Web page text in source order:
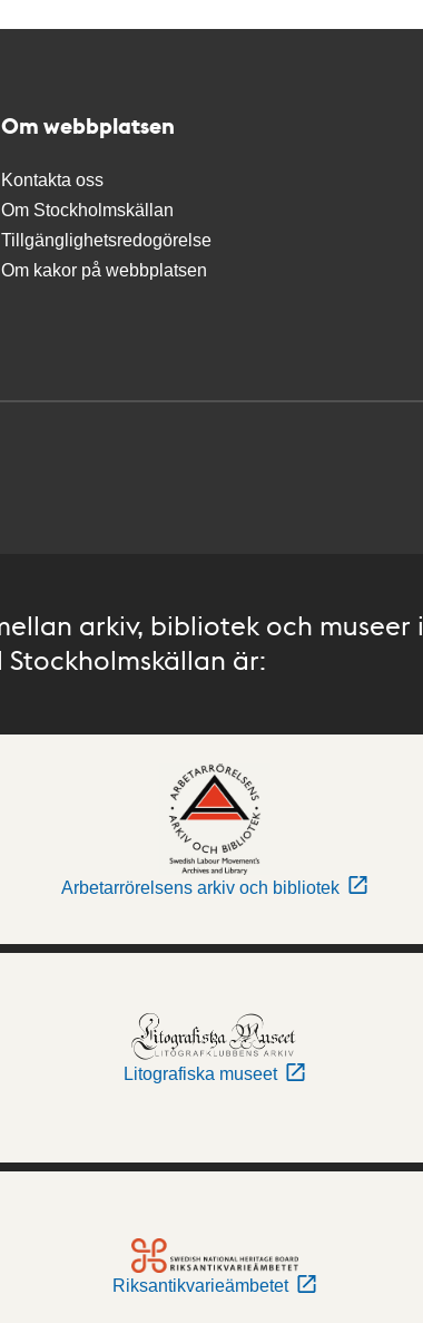
Om webbplatsen
Kontakta oss
Om Stockholmskällan
Tillgänglighetsredogörelse
Om kakor på webbplatsen
arkiv, bibliotek och museer i
är:
Arbetarrörelsens arkiv och bibliotek
Litografiska museet
Riksantikvarieämbetet